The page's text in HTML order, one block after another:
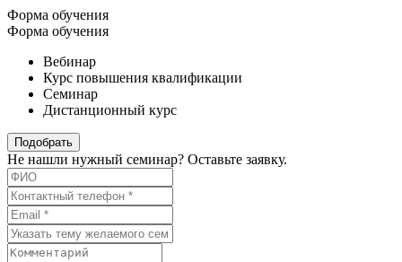
Форма обучения
Форма обучения
Вебинар
Курс повышения квалификации
Семинар
Дистанционный курс
Подобрать
Не нашли нужный семинар? Оставьте заявку.